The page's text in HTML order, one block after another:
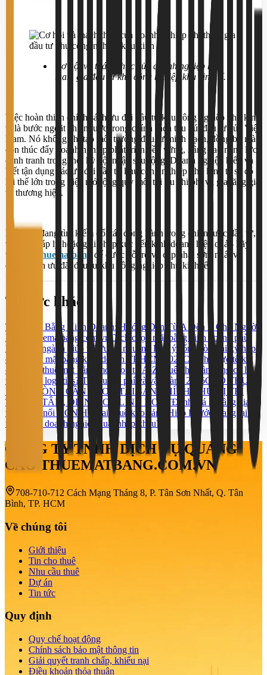
Cơ hội và thách thức của doanh nghiệp khi
tham gia đầu tư khu công nghiệp khu kinh tế.
Việc hoàn thiện chính sách ưu đãi đầu tư khu công nghiệp khu kinh
tế là bước ngoặt chiến lược trong chính sách thu hút đầu tư của Việt
Nam. Nó không chỉ tạo môi trường đầu tư minh bạch, đồng bộ mà
còn thúc đẩy doanh nghiệp phát triển bền vững, nâng cao năng lực
cạnh tranh trong thời kỳ hội nhập sâu rộng. Doanh nghiệp hiểu và
biết tận dụng các ưu đãi đầu tư khu công nghiệp khu kinh tế sẽ có
lợi thế lớn trong việc mở rộng quy mô, tối ưu chi phí và gia tăng giá
trị thương hiệu.
Nếu bạn đang tìm kiếm đối tác đồng hành trong chiến lược đầu tư,
tư vấn pháp lý hoặc giải pháp xúc tiến kinh doanh hiệu quả - hãy
truy cập
thuematbang
để được hỗ trợ và cập nhật sớm nhất về
chính sách ưu đãi đầu tư khu công nghiệp khu kinh tế.
Tin tức khác
Thuê Mặt Bằng Kinh Doanh: Hướng Dẫn Từ A Đến Z Cho Người
Mới | Thuematbang.com.vn Cách chọn mặt bằng kinh doanh phù
hợp từng ngành giúp tối ưu lợi nhuận 5 Lưu ý sống còn khi ký hợp
đồng thuê mặt bằng kinh doanh TP.HCM 2026
Chi phí thực tế khi
chọn cho thuê mặt bằng mở shop từ A-Z
Thuê kho gần cảng có lợi
thế gì cho logistics? Tối ưu chi phí và vận hành 2026CHO THUÊ
VĂN PHÒNG CẦN THƠ – TÀI SẢN CHÍNH CHỦ VỊ TRÍ
TRUNG TÂM, DIỆN TÍCH LINH HOẠTĐánh giá hạ tầng giao
thông kết nối KCN Hố Nai Thuê kho cảng Hiệp Phước mang lại lợi
thế gì cho doanh nghiệp xuất nhập khẩu?
CÔNG TY TNHH DỊCH VỤ QUẢNG
CÁO THUEMATBANG.COM.VN
708-710-712 Cách Mạng Tháng 8, P. Tân Sơn Nhất, Q. Tân
Bình, TP. HCM
Về chúng tôi
Giới thiệu
Tin cho thuê
Nhu cầu thuê
Dự án
Tin tức
Quy định
Quy chế hoạt động
Chính sách bảo mật thông tin
Giải quyết tranh chấp, khiếu nại
Điều khoản thỏa thuận